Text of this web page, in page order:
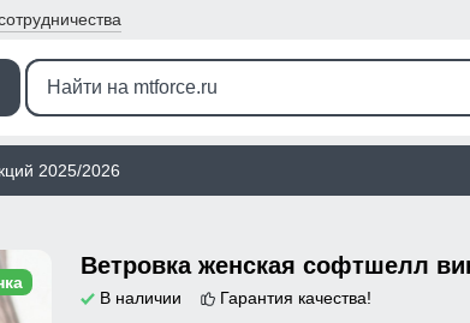
2025/2026
В наличии Гарантия качества!